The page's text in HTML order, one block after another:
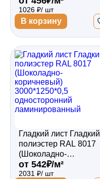
1800*1250*0,4
односторонний
ламинированный
1026 ₽/ шт
В корзину
Гладкий лист Гладкий
полиэстер RAL 8017
(Шоколадно-
коричневый)
3000*1250*0,5
от 542₽/м²
2031 ₽/ шт